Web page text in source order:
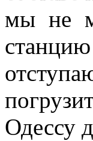
мы не
Одессу